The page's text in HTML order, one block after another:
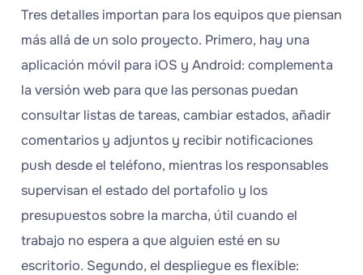
Tres detalles importan para los equipos que piensan
más allá de un solo proyecto. Primero, hay una
aplicación móvil para iOS y Android: complementa
la versión web para que las personas puedan
consultar listas de tareas, cambiar estados, añadir
comentarios y adjuntos y recibir notificaciones
push desde el teléfono, mientras los responsables
supervisan el estado del portafolio y los
presupuestos sobre la marcha, útil cuando el
trabajo no espera a que alguien esté en su
escritorio. Segundo, el despliegue es flexible: